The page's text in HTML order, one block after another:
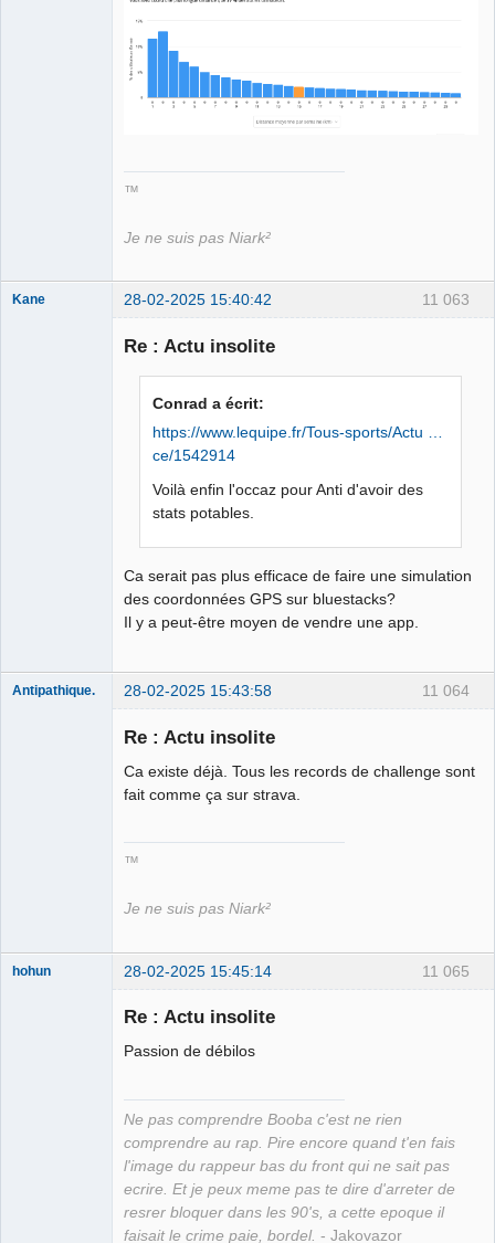
™
Je ne suis pas Niark²
11 063
Kane 28-02-2025 15:40:42
Re : Actu insolite
Conrad a écrit:
https://www.lequipe.fr/Tous-sports/Actu …
ce/1542914
Voilà enfin l'occaz pour Anti d'avoir des
stats potables.
Ca serait pas plus efficace de faire une simulation
des coordonnées GPS sur bluestacks?
Il y a peut-être moyen de vendre une app.
11 064
Antipathique. 28-02-2025 15:43:58
Re : Actu insolite
Ca existe déjà. Tous les records de challenge sont
fait comme ça sur strava.
™
Je ne suis pas Niark²
11 065
hohun 28-02-2025 15:45:14
Re : Actu insolite
Passion de débilos
Ne pas comprendre Booba c'est ne rien
comprendre au rap. Pire encore quand t'en fais
l'image du rappeur bas du front qui ne sait pas
ecrire. Et je peux meme pas te dire d'arreter de
resrer bloquer dans les 90's, a cette epoque il
faisait le crime paie, bordel. - Jakovazor